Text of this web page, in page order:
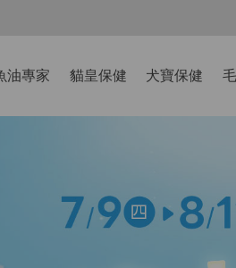
油專家 貓皇保健 犬寶保健